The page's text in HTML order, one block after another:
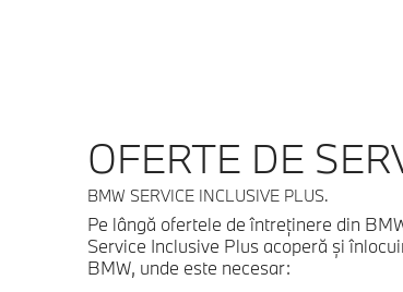
OFERTE DE
BMW SERVICE INCLUSIVE PLUS.
Pe lângă ofertele de întreţinere din
Service Inclusive Plus acoperă şi
BMW, unde este necesar: